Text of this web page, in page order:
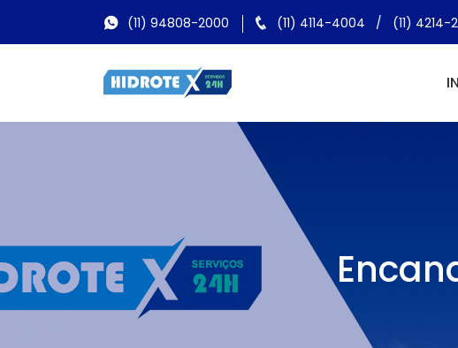
(11) 94808-2000 (11) 4114-4004 / (11) 4214-